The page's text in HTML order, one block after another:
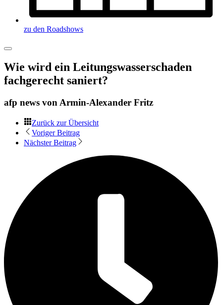
zu den Roadshows
Wie wird ein Leitungswasserschaden
fachgerecht saniert?
afp news von Armin-Alexander Fritz
Zurück zur Übersicht
Voriger Beitrag
Nächster Beitrag